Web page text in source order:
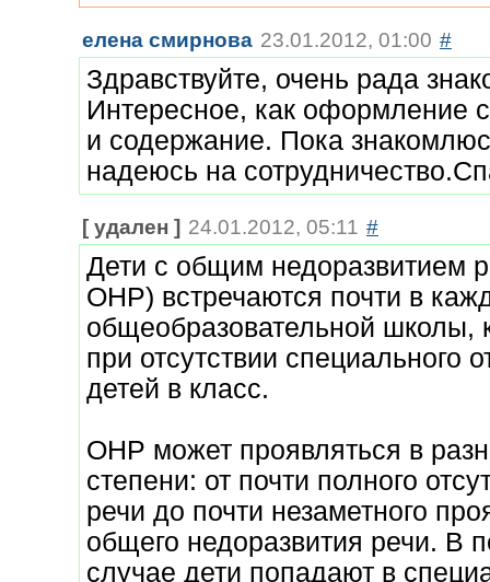
елена смирнова 23.01.2012, 01:00 #
Здравствуйте, очень рада
Интересное, как оформление
и содержание. Пока
надеюсь на
[ удален ] 24.01.2012, 05:11 #
Дети с общим недоразвитием
ОНР) встречаются почти в
общеобразовательной школы,
при отсутствии специального
детей в класс.
ОНР может проявляться в
степени: от почти полного
речи до почти незаметного
общего недоразвития речи. В
случае дети попадают в